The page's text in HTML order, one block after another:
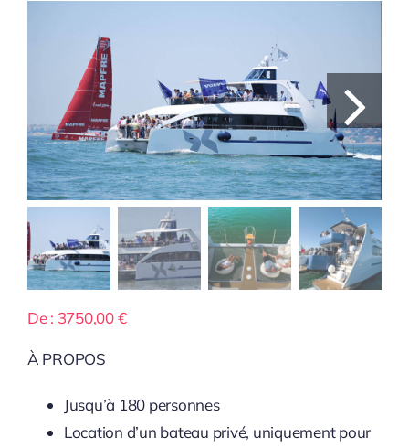
De : 3750,00€
À PROPOS
Jusqu’à 180 personnes
Location d’un bateau privé, uniquement pour